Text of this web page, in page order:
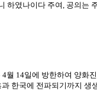
하였나이다 주여, 공의는
월 14일에 방한하여 양화
한국에 전파되기까지 생